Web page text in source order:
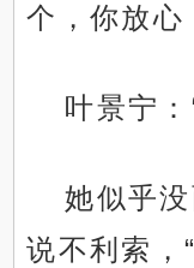
个，你放心
叶景宁
她似乎
说不利索